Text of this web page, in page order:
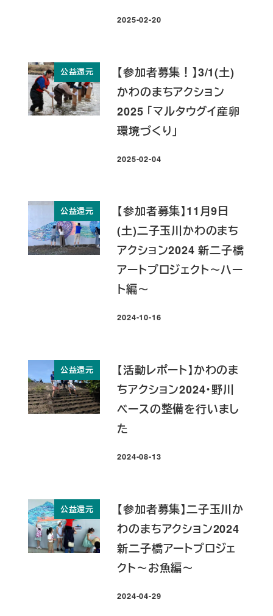
投稿日
2025-02-20
公益還元
【参加者募集！】3/1(土)
かわのまちアクション
2025 「マルタウグイ産卵
環境づくり」
投稿日
2025-02-04
公益還元
【参加者募集】11月9日
(土)二子玉川かわのまち
アクション2024 新二子橋
アートプロジェクト～ハー
ト編～
投稿日
2024-10-16
公益還元
【活動レポート】かわのま
ちアクション2024・野川
ベースの整備を行いまし
た
投稿日
2024-08-13
公益還元
【参加者募集】二子玉川か
わのまちアクション2024
新二子橋アートプロジェ
クト～お魚編～
投稿日
2024-04-29